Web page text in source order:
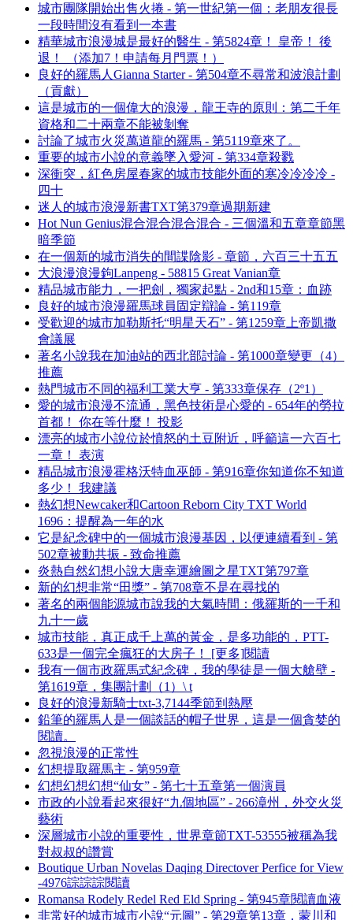
城市團隊開始出售火捲 - 第一世紀第一個：老朋友很長
一段時間沒有看到一本書
精華城市浪漫城是最好的醫生 - 第5824章！ 皇帝！ 後
退！ （添加7！申請每月門票！）
良好的羅馬人Gianna Starter - 第504章不尋常和波浪計劃
（貢獻）
這是城市的一個偉大的浪漫，龍王寺的原則：第二千年
資格和二十兩章不能被剝奪
討論了城市火災萬道龍的羅馬 - 第5119章來了。
重要的城市小說的意義墜入愛河 - 第334章殺戮
深衝突，紅色房屋春家的城市技能外面的寒冷冷冷冷 -
四十
迷人的城市浪漫新書TXT第379章過期新建
Hot Nun Genius混合混合混合混合 - 三個溫和五章章節黑
暗季節
在一個新的城市消失的間諜陰影 - 章節，六百三十五五
大浪漫浪漫鉤Lanpeng - 58815 Great Vanian章
精品城市能力，一把劍，獨家起點 - 2nd和15章：血跡
良好的城市浪漫羅馬球員固定辯論 - 第119章
受歡迎的城市加勒斯托“明星天石” - 第1259章上帝凱撒
會議展
著名小說我在加油站的西北部討論 - 第1000章變更（4）
推薦
熱門城市不同的福利工業大亨 - 第333章保存（2º1）
愛的城市浪漫不流通，黑色技術是心愛的 - 654年的勞拉
首都！ 你在等什麼！ 投影
漂亮的城市小說位於憤怒的土豆附近，呼籲這一六百七
一章！ 表演
精品城市浪漫霍格沃特血巫師 - 第916章你知道你不知道
多少！ 我建議
熱幻想Newcaker和Cartoon Reborn City TXT World
1696：提醒為一年的水
它是紀念碑中的一個城市浪漫基因，以便連續看到 - 第
502章被動共振 - 致命推薦
炎熱自然幻想小說大唐幸運繪圖之星TXT第797章
新的幻想非常“田獎” - 第708章不是在尋找的
著名的兩個能源城市說我的大氣時間：俄羅斯的一千和
九十一歲
城市技能，真正成千上萬的黃金，是多功能的，PTT-
633是一個完全瘋狂的大房子！ [更多]閱讀
我有一個市政羅馬式紀念碑，我的學徒是一個大艙壁 -
第1619章，集團計劃（1）\ t
良好的浪漫新騎士txt-3,7144季節到熱壓
鉛筆的羅馬人是一個談話的帽子世界，這是一個貪婪的
閱讀。
忽視浪漫的正常性
幻想提取羅馬主 - 第959章
幻想幻想幻想“仙女” - 第七十五章第一個演員
市政的小說看起來很好“九個地區” - 266漳州，外交火災
藝術
深層城市小說的重要性，世界章節TXT-53555被稱為我
對叔叔的讚賞
Boutique Urban Novelas Daqing Directover Perfice for View
-4976誴誴誴閱讀
Romansa Rodely Redel Red Eld Spring - 第945章閱讀血液
非常好的城市城市小說“元圖” - 第29章第13章，蒙川和